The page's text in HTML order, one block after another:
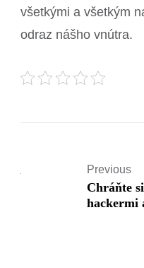
všetkými a všetkým
odraz nášho vnútra.
Previous
Chráňte
hackermi